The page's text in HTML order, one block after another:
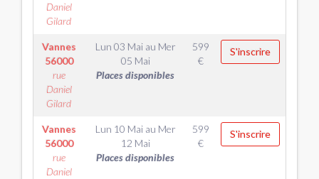
Daniel
Gilard
Vannes
56000
rue
Daniel
Gilard
Lun 03 Maiau Mer
05 Mai
Places disponibles
599
€
S'inscrire
Vannes
56000
rue
Daniel
Lun 10 Maiau Mer
12 Mai
Places disponibles
599
€
S'inscrire